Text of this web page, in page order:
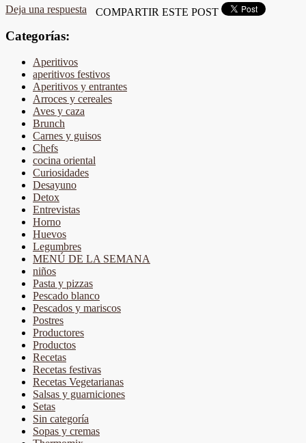
Deja una respuesta COMPARTIR ESTE POST
Categorías:
Aperitivos
aperitivos festivos
Aperitivos y entrantes
Arroces y cereales
Aves y caza
Brunch
Carnes y guisos
Chefs
cocina oriental
Curiosidades
Desayuno
Detox
Entrevistas
Horno
Huevos
Legumbres
MENÚ DE LA SEMANA
niños
Pasta y pizzas
Pescado blanco
Pescados y mariscos
Postres
Productores
Productos
Recetas
Recetas festivas
Recetas Vegetarianas
Salsas y guarniciones
Setas
Sin categoría
Sopas y cremas